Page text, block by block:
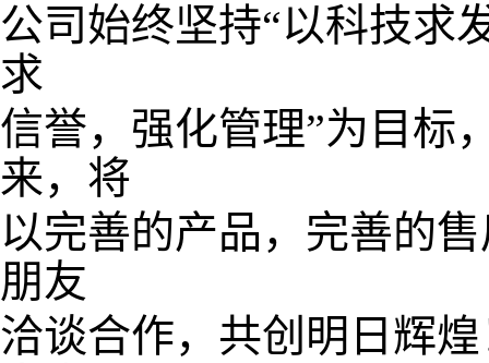
公司始终坚持“以科技求
求
信誉，强化管理”为目标
来，将
以完善的产品，完善的
朋友
洽谈合作，共创明日辉